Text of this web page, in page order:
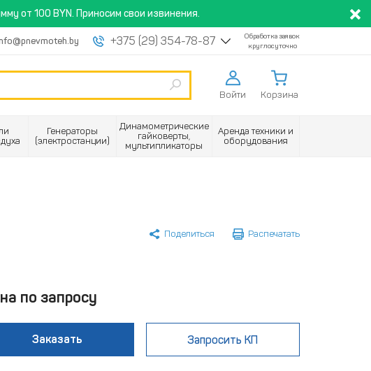
от 100 BYN. Приносим свои извинения.
+375 (29) 354-78-87
Обработка заявок
круглосуточно
Войти Корзина
Генераторы
(электростанции)
Динамометрические
гайковерты,
мультипликаторы
Аренда техники и
оборудования
Поделиться Распечатать
по запросу
Заказать Запросить КП